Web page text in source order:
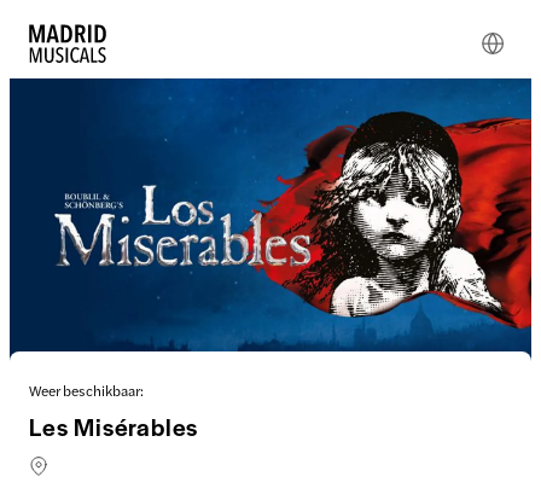
Weer beschikbaar:
Les Misérables